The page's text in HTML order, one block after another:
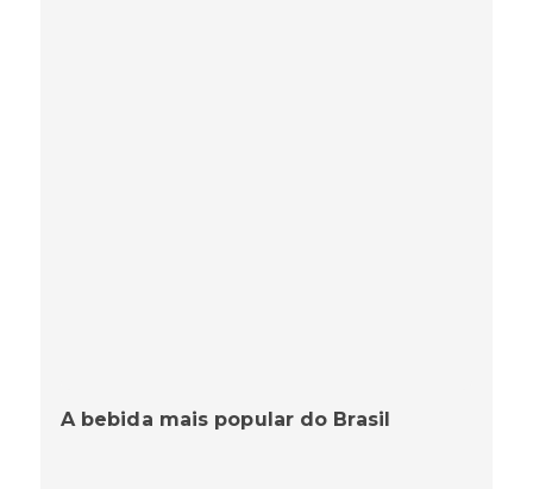
A bebida mais popular do Brasil